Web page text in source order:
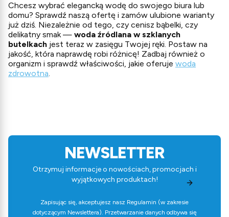
Chcesz wybrać elegancką wodę do swojego biura lub
domu? Sprawdź naszą ofertę i zamów ulubione warianty
już dziś. Niezależnie od tego, czy cenisz bąbelki, czy
delikatny smak — woda źródlana w szklanych
butelkach jest teraz w zasięgu Twojej ręki. Postaw na
jakość, która naprawdę robi różnicę! Zadbaj również o
organizm i sprawdź właściwości, jakie oferuje woda
zdrowotna.
NEWSLETTER
Otrzymuj informacje o nowościach, promocjach i
wyjątkowych produktach!
Zapisując się, akceptujesz nasz Regulamin (w zakresie
dotyczącym Newslettera). Przetwarzanie danych odbywa się